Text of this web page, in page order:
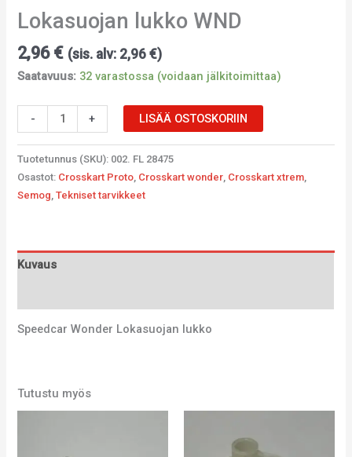
Lokasuojan lukko WND
2,96 € (sis. alv: 2,96€)
Saatavuus: 32 varastossa (voidaan jälkitoimittaa)
- + LISÄÄ OSTOSKORIIN
Tuotetunnus (SKU): 002. FL 28475
Osastot: Crosskart Proto, Crosskart wonder, Crosskart xtrem,
Semog,Tekniset tarvikkeet
Kuvaus
Speedcar Wonder Lokasuojan lukko
Tutustu myös